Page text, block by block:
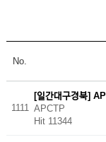
No.
1111
[일간대구경북]
APCTP
Hit 11344